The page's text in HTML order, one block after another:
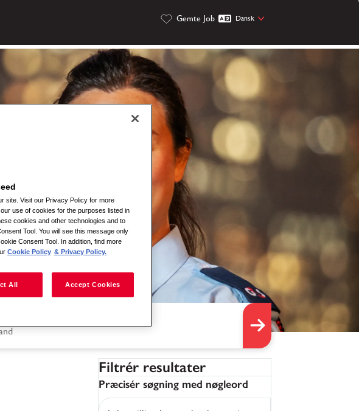
Gemte Job Dansk
Filtrér resultater
Præcisér søgning med nøgleord
site. Visit our Privacy Policy for more
use of cookies for the purposes listed in
cookies and other technologies and to
Tool. You will see this message only
Consent Tool. In addition, find more
Cookie Policy & Privacy Policy.
All Accept Cookies